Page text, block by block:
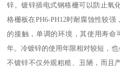
锌。镀锌插电式钢格栅可以防止氧
格栅板在PH6-PH12时耐腐蚀性较
的接触，单调的环境，其使用寿命
年。冷镀锌的使用年限相对较短，也
不镀锌不仅外观粗糙、丑陋，而且